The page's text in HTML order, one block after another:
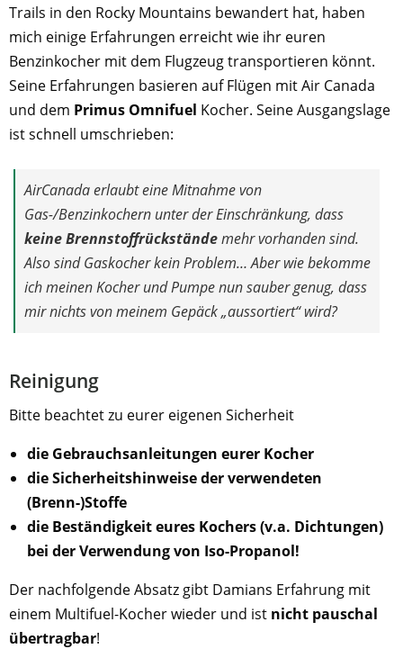
Trails in den Rocky Mountains bewandert hat, haben
mich einige Erfahrungen erreicht wie ihr euren
Benzinkocher mit dem Flugzeug transportieren könnt.
Seine Erfahrungen basieren auf Flügen mit Air Canada
und dem Primus Omnifuel Kocher. Seine Ausgangslage
ist schnell umschrieben:
AirCanada erlaubt eine Mitnahme von
Gas-/Benzinkochern unter der Einschränkung, dass
keine Brennstoffrückständemehr vorhanden sind.
Also sind Gaskocher kein Problem… Aber wie bekomme
ich meinen Kocher und Pumpe nun sauber genug, dass
mir nichts von meinem Gepäck „aussortiert“ wird?
Reinigung
Bitte beachtet zu eurer eigenen Sicherheit
die Gebrauchsanleitungen eurer Kocher
die Sicherheitshinweise der verwendeten
(Brenn-)Stoffe
die Beständigkeit eures Kochers (v.a. Dichtungen)
bei der Verwendung von Iso-Propanol!
Der nachfolgende Absatz gibt Damians Erfahrung mit
einem Multifuel-Kocher wieder und ist nicht pauschal
übertragbar!